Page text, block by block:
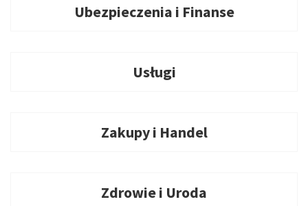
Ubezpieczenia i Finanse
Usługi
Zakupy i Handel
Zdrowie i Uroda